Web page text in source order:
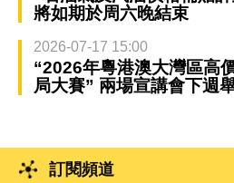
將如期於周六晚結束
2026-07-17 15:00
“2026年粵港澳大灣區高
局大賽” 兩場宣講會下週
訂閱頻道